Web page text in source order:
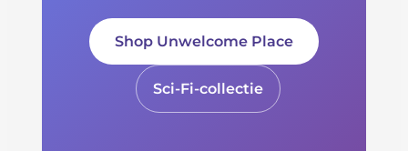
Shop Unwelcome Place
Sci-Fi-collectie